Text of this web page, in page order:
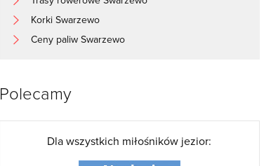
Korki Swarzewo
Ceny paliw Swarzewo
Polecamy
Dla wszystkich miłośników jezior: